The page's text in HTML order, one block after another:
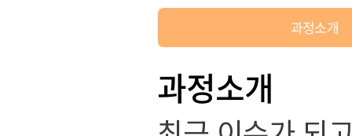
과정소개
과정소개